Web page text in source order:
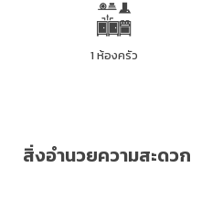
1 ห้องครัว
สิ่งอำนวยความสะดวก